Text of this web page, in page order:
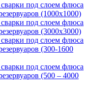
под слоем флюса
(1000х1000)
под слоем флюса
(3000х3000)
под слоем флюса
(300-1600
под слоем флюса
(500 – 4000